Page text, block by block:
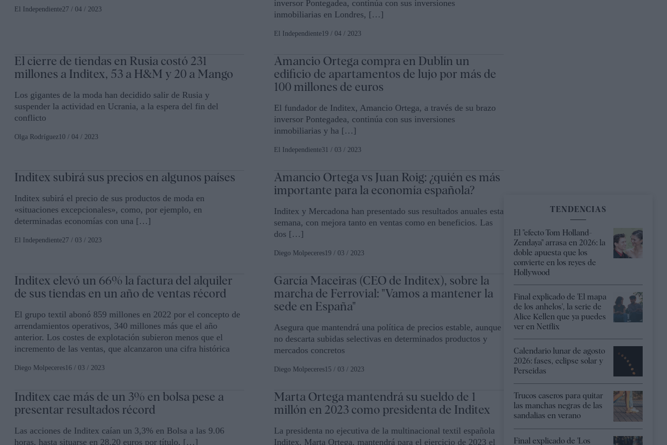
El Independiente27 / 04 / 2023
inversor Pontegadea, continúa con sus inversiones
inmobiliarias en Londres, […]
El Independiente19 / 04 / 2023
El cierre de tiendas en Rusia costó 231
millones a Inditex, 53 a H&M y 20 a Mango
Los gigantes de la moda han decidido salir de Rusia y
suspender la actividad en Ucrania, a la espera del fin del
conflicto
Olga Rodríguez10 / 04 / 2023
Amancio Ortega compra en Dublín un
edificio de apartamentos de lujo por más de
100 millones de euros
El fundador de Inditex, Amancio Ortega, a través de su brazo
inversor Pontegadea, continúa con sus inversiones
inmobiliarias y ha […]
El Independiente31 / 03 / 2023
Inditex subirá sus precios en algunos países
Inditex subirá el precio de sus productos de moda en
«situaciones excepcionales», como, por ejemplo, en
determinadas economías con una […]
El Independiente27 / 03 / 2023
Amancio Ortega vs Juan Roig: ¿quién es más
importante para la economía española?
Inditex y Mercadona han presentado sus resultados anuales esta
semana, con mejora tanto en ventas como en beneficios. Las
dos […]
Diego Molpeceres19 / 03 / 2023
Inditex elevó un 66% la factura del alquiler
de sus tiendas en un año de ventas récord
El grupo textil abonó 859 millones en 2022 por el concepto de
arrendamientos operativos, 340 millones más que el año
anterior. Los costes de explotación subieron menos que el
incremento de las ventas, que alcanzaron una cifra histórica
Diego Molpeceres16 / 03 / 2023
García Maceiras (CEO de Inditex), sobre la
marcha de Ferrovial: "Vamos a mantener la
sede en España"
Asegura que mantendrá una política de precios estable, aunque
no descarta subidas selectivas en determinados productos y
mercados concretos
Diego Molpeceres15 / 03 / 2023
Inditex cae más de un 3% en bolsa pese a
presentar resultados récord
Las acciones de Inditex caían un 3,3% en Bolsa a las 9.06
horas, hasta situarse en 28,20 euros por título, […]
Marta Ortega mantendrá su sueldo de 1
millón en 2023 como presidenta de Inditex
La presidenta no ejecutiva de la multinacional textil española
Inditex, Marta Ortega, mantendrá para el ejercicio de 2023 el
TENDENCIAS
El "efecto Tom Holland-
Zendaya" arrasa en 2026: la
doble apuesta que los
convierte en los reyes de
Hollywood
Final explicado de 'El mapa
de los anhelos', la serie de
Alice Kellen que ya puedes
ver en Netflix
Calendario lunar de agosto
2026: fases, eclipse solar y
Perseidas
Trucos caseros para quitar
las manchas negras de las
sandalias en verano
Final explicado de 'Los